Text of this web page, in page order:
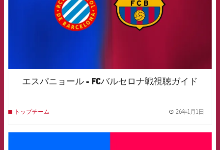
エスパニョール - FCバルセロナ戦視聴ガイド
トップチーム 26年1月1日